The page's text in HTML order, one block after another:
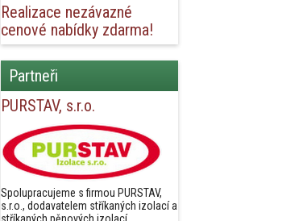
Realizace nezávazné
cenové nabídky zdarma!
Partneři
PURSTAV, s.r.o.
Spolupracujeme s firmou PURSTAV,
s.r.o., dodavatelem stříkaných izolací a